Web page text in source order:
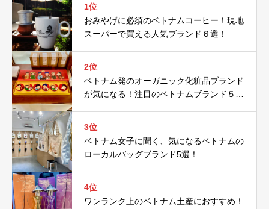
1位
おみやげに必須のベトナムコーヒー！現地
スーパーで買える人気ブランド６選！
2位
ベトナム発のオーガニック化粧品ブランド
が気になる！注目のベトナムブランド５
3位
ベトナム女子に聞く、気になるベトナムの
ローカルバッグブランド5選！
4位
ワンランク上のベトナム土産におすすめ！